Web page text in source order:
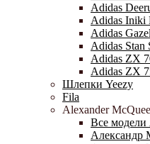
Adidas
Adidas Iniki
Adidas
Adidas Stan
Adidas ZX
Adidas ZX
Шлепки Yeezy
Fila
Alexander
Все модели
Александр